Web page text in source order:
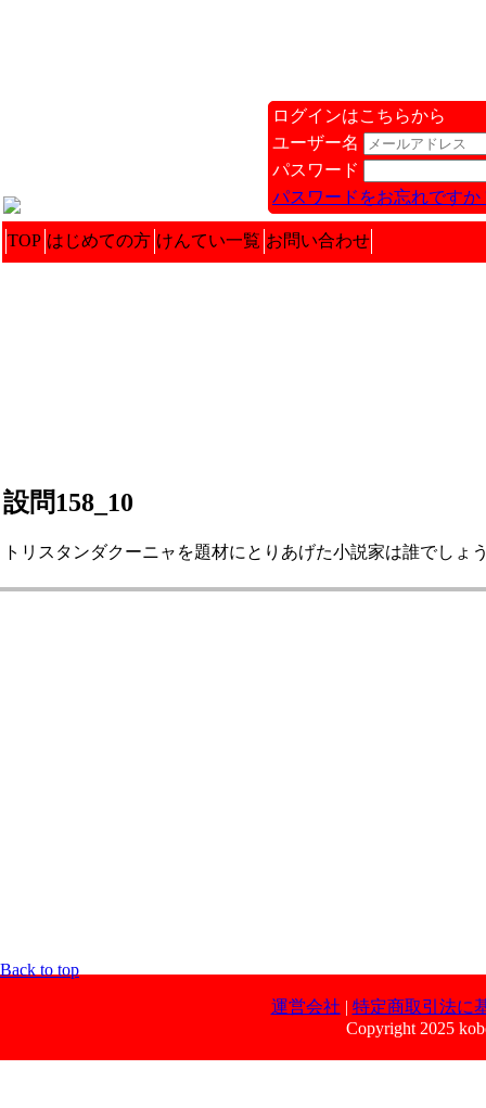
ログインはこちらから
ユーザー名
パスワード
パスワードをお忘れですか
TOP はじめての方 けんてい一覧 お問い合わせ
設問158_10
トリスタンダクーニャを題材にとりあげた小説家は誰でしょ
Back to top
運営会社 | 特定商取引法に
Copyright 2025